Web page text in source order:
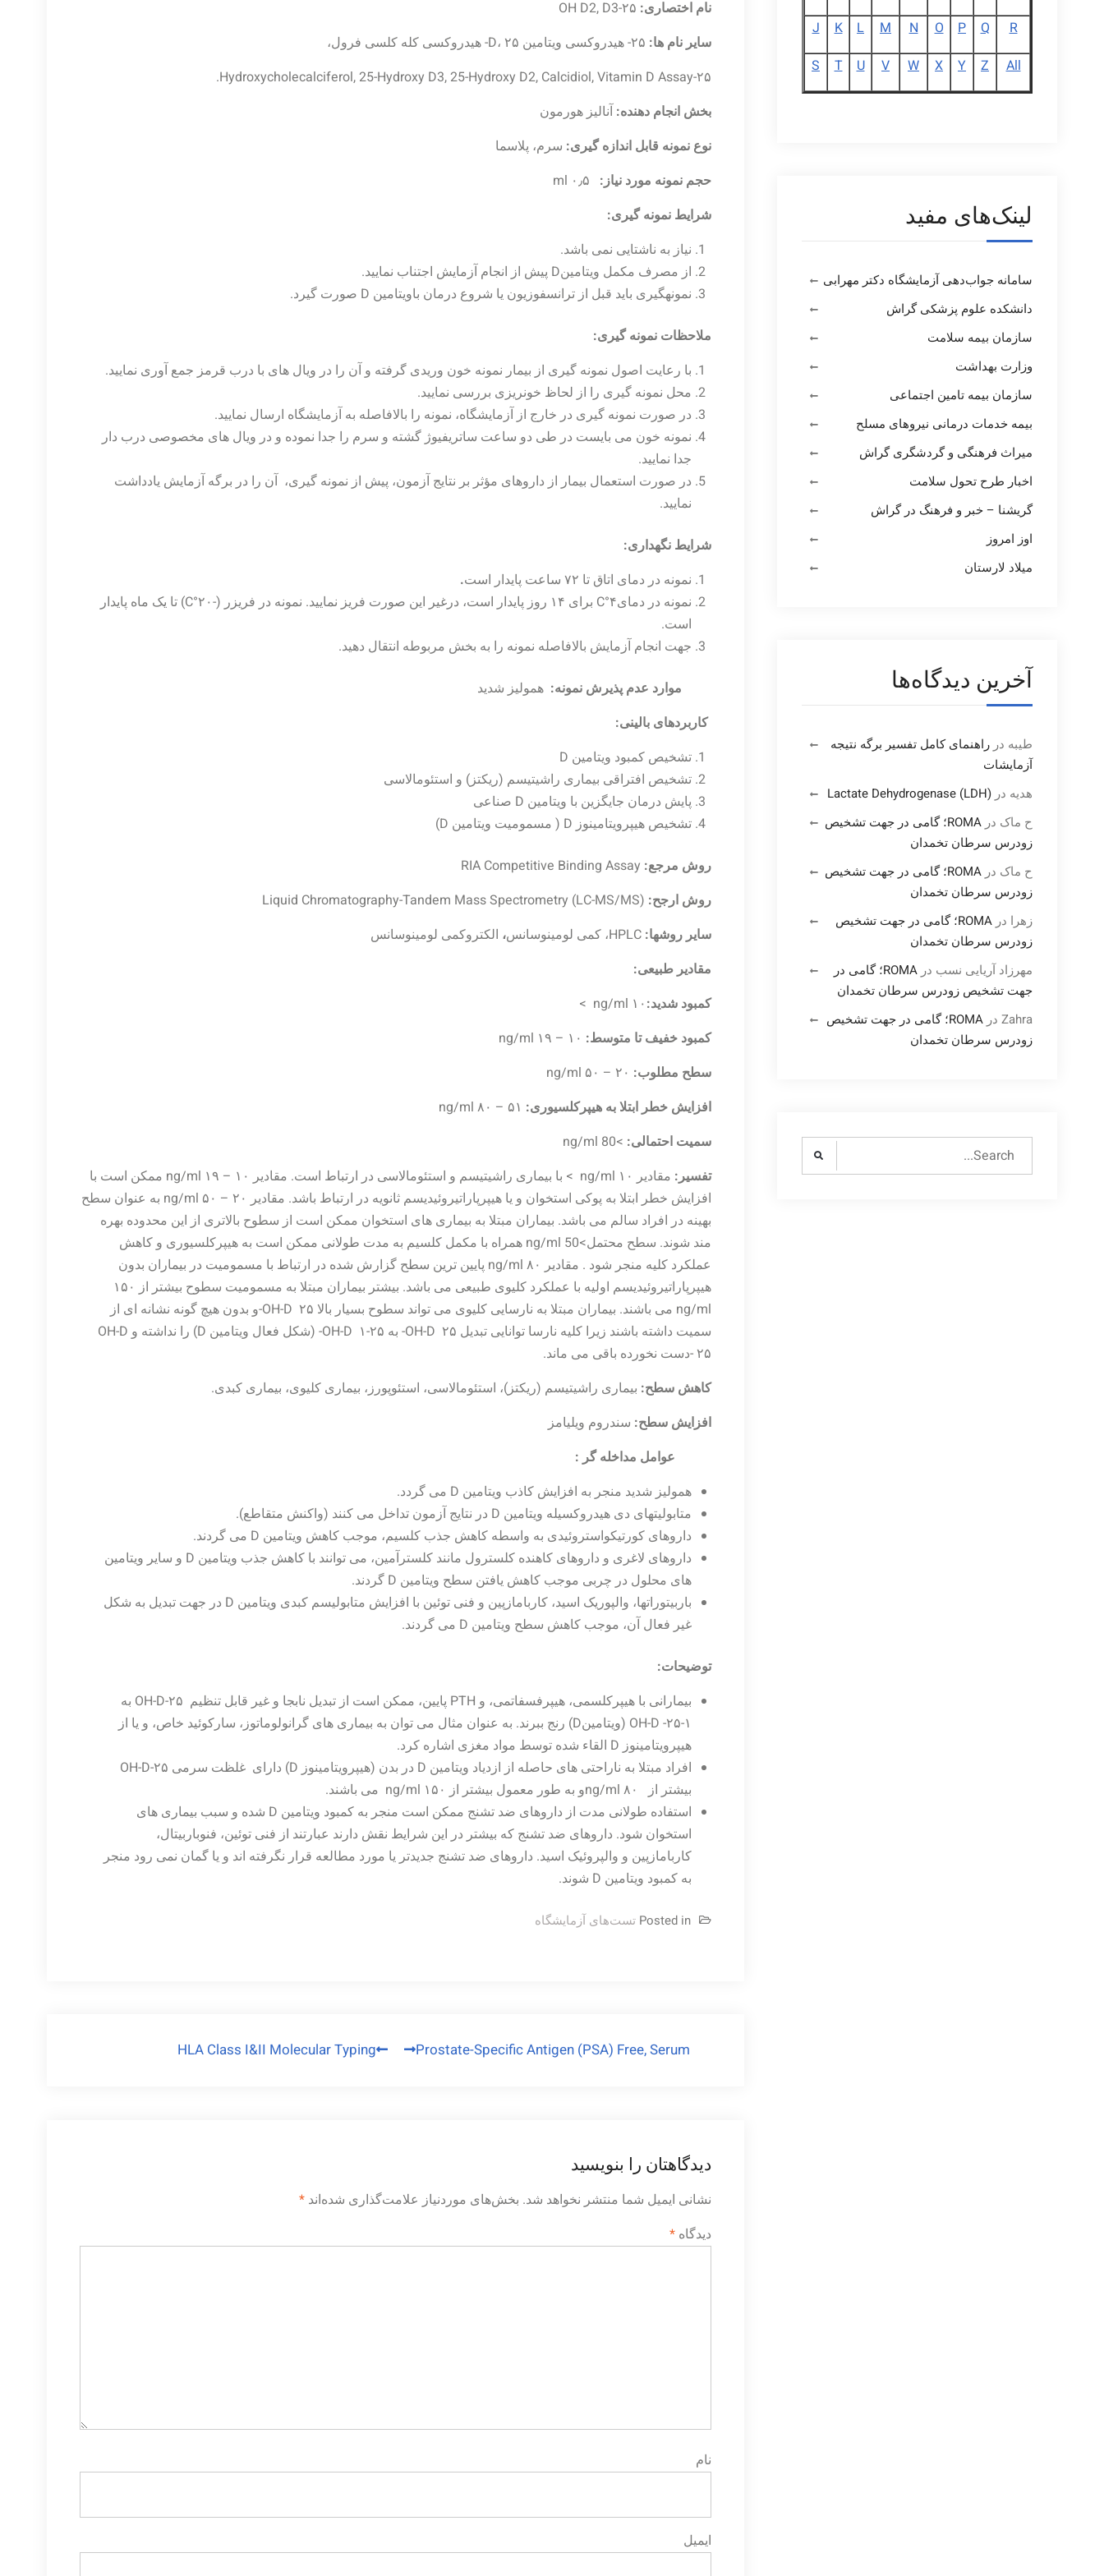
نام اختصاری:
سایر نام ها: ۲۵- هیدروکسی ویتامین D، ۲۵- هیدروکسی کله کلسی فرول،
۲۵-Hydroxycholecalciferol, 25-Hydroxy D3, 25-Hydroxy D2, Calcidiol, Vitamin D Assay.
بخش انجام دهنده: آنالیز هورمون
نوع نمونه قابل اندازه گیری: سرم، پلاسما
حجم نمونه مورد نیاز:
شرایط نمونه گیری:
نیاز به ناشتایی نمی باشد.
از مصرف مکمل ویتامینD پیش از انجام آزمایش اجتناب نمایید.
نمونه‏گیری باید قبل از ترانسفوزیون یا شروع درمان باویتامین D صورت گیرد.
ملاحظات نمونه گیری:
با رعایت اصول نمونه گیری از بیمار نمونه خون وریدی گرفته و آن را در ویال های با درب قرمز جمع آوری نمایید.
محل نمونه گیری را از لحاظ خونریزی بررسی نمایید.
در صورت نمونه گیری در خارج از آزمایشگاه، نمونه را بالافاصله به آزمایشگاه ارسال نمایید.
نمونه خون می بایست در طی دو ساعت ساتریفیوژ گشته و سرم را جدا نموده و در ویال های مخصوصی درب دار
جدا نمایید.
در صورت استعمال بیمار از داروهای مؤثر بر نتایج آزمون، پیش از نمونه گیری، آن را در برگه آزمایش یادداشت
نمایید.
شرایط نگهداری:
نمونه در دمای اتاق تا ۷۲ ساعت پایدار است
.
نمونه در دمای۴°C برای ۱۴ روز پایدار است، درغیر این صورت فریز نمایید. نمونه در فریزر (-۲۰°C) تا یک ماه پایدار
است.
جهت انجام آزمایش بالافاصله نمونه را به بخش مربوطه انتقال دهید.
موارد عدم پذیرش نمونه: همولیز شدید
کاربردهای بالینی:
تشخیص کمبود ویتامین D
تشخیص افتراقی بیماری راشیتیسم (ریکتز) و استئومالاسی
پایش درمان جایگزین با ویتامین D صناعی
تشخیص هیپرویتامینوز D ( مسمومیت ویتامین D)
روش مرجع: RIA Competitive Binding Assay
روش ارجح: Liquid Chromatography-Tandem Mass Spectrometry (LC-MS/MS)
سایر روشها: HPLC، کمی لومینوسانس ، الکتروکمی لومینوسانس
مقادیر طبیعی:
کمبود شدید: ۱۰ ng/ml >
کمبود خفیف تا متوسط: ۱۰ – ۱۹ ng/ml
سطح مطلوب: ۲۰ – ۵۰ ng/ml
افزایش خطر ابتلا به هیپرکلسیوری: ۵۱ – ۸۰ ng/ml
سمیت احتمالی: >80 ng/ml
تفسیر:
مقادیر ۱۰ ng/ml > با بیماری راشیتیسم و استئومالاسی در ارتباط است. مقادیر ۱۰ – ۱۹ ng/ml ممکن است با
افزایش خطر ابتلا به پوکی استخوان و یا هیپرپاراتیروئیدیسم ثانویه در ارتباط باشد. مقادیر ۲۰ – ۵۰ ng/ml به عنوان سطح
بهینه در افراد سالم می باشد. بیماران مبتلا به بیماری های استخوان ممکن است از سطوح بالاتری از این محدوده بهره
مند شوند. سطح محتمل>50 ng/ml همراه با مکمل کلسیم به مدت طولانی ممکن است به هیپرکلسیوری و کاهش
عملکرد کلیه منجر شود . مقادیر ۸۰ ng/ml پایین ترین سطح گزارش شده در ارتباط با مسمومیت در بیماران بدون
هیپرپاراتیروئیدیسم اولیه با عملکرد کلیوی طبیعی می باشد. بیشتر بیماران مبتلا به مسمومیت سطوح بیشتر از ۱۵۰
ng/ml می باشند. بیماران مبتلا به نارسایی کلیوی می تواند سطوح بسیار بالا OH-D ۲۵-و بدون هیچ گونه نشانه ای از
سمیت داشته باشند زیرا کلیه نارسا توانایی تبدیل OH-D ۲۵- به OH-D ۱-۲۵- (شکل فعال ویتامین D) را نداشته و OH-D
۲۵-دست نخورده باقی می ماند.
کاهش سطح: بیماری راشیتیسم (ریکتز)، استئومالاسی، استئوپورز، بیماری کلیوی، بیماری کبدی.
افزایش سطح: سندروم ویلیامز
عوامل مداخله گر :
همولیز شدید منجر به افزایش کاذب ویتامین D می گردد.
متابولیتهای دی هیدروکسیله ویتامین D در نتایج آزمون تداخل می کنند (واکنش متقاطع).
داروهای کورتیکواستروئیدی به واسطه کاهش جذب کلسیم، موجب کاهش ویتامین D می گردند.
داروهای لاغری و داروهای کاهنده کلسترول مانند کلسترآمین، می توانند با کاهش جذب ویتامین D و سایر ویتامین
های محلول در چربی موجب کاهش یافتن سطح ویتامین D گردند.
باربیتوراتها، والپوریک اسید، کاربامازپین و فنی توئین با افزایش متابولیسم کبدی ویتامین D در جهت تبدیل به شکل
غیر فعال آن، موجب کاهش سطح ویتامین D می گردند.
توضیحات:
بیمارانی با هیپرکلسمی، هیپرفسفاتمی، و PTH پایین، ممکن است از تبدیل نابجا و غیر قابل تنظیم ۲۵-OH-D به
۱-۲۵- OH-D (ویتامینD) رنج ببرند. به عنوان مثال می توان به بیماری های گرانولوماتوز، سارکوئید خاص، و یا از
هیپرویتامینوز D القاء شده توسط مواد مغزی اشاره کرد.
افراد مبتلا به ناراحتی های حاصله از ازدیاد ویتامین D در بدن (هیپرویتامینوز D) دارای غلظت سرمی ۲۵-OH-D
بیشتر از ۸۰ ng/mlو به طور معمول بیشتر از ۱۵۰ ng/ml می باشند.
استفاده طولانی مدت از داروهای ضد تشنج ممکن است منجر به کمبود ویتامین D شده و سبب بیماری های
استخوان شود. داروهای ضد تشنج که بیشتر در این شرایط نقش دارند عبارتند از فنی توئین، فنوباربیتال،
کاربامازپین و والپروئیک اسید. داروهای ضد تشنج جدیدتر یا مورد مطالعه قرار نگرفته اند و یا گمان نمی رود منجر
به کمبود ویتامین D شوند.
Posted in تست‌های آزمایشگاه
راهبری
HLA Class I&II Molecular Typing Prostate-Specific Antigen (PSA) Free, Serum
دیدگاهتان را بنویسید
نشانی ایمیل شما منتشر نخواهد شد. بخش‌های موردنیاز علامت‌گذاری شده‌اند *
دیدگاه *
نام
ایمیل
R
Q
P
O
N
M
L
K
J
All
Z
Y
X
W
V
U
T
S
لینک‌های مفید
سامانه جواب‌دهی آزمایشگاه دکتر مهرابی
دانشکده علوم پزشکی گراش
سازمان بیمه سلامت
وزارت بهداشت
سازمان بیمه تامین اجتماعی
بیمه خدمات درمانی نیروهای مسلح
میراث فرهنگی و گردشگری گراش
اخبار طرح تحول سلامت
گریشنا – خبر و فرهنگ در گراش
اوز امروز
میلاد لارستان
آخرین دیدگاه‌ها
طیبه در راهنمای کامل تفسیر برگه نتیجه
آزمایشات
هدیه در Lactate Dehydrogenase (LDH)
ح ماک در
ROMA؛ گامی در جهت تشخیص
زودرس سرطان تخمدان
ح ماک در
ROMA؛ گامی در جهت تشخیص
زودرس سرطان تخمدان
زهرا در
ROMA؛ گامی در جهت تشخیص
زودرس سرطان تخمدان
مهرزاد آریایی نسب در
ROMA؛ گامی در
جهت تشخیص زودرس سرطان تخمدان
Zahra در
ROMA؛ گامی در جهت تشخیص
زودرس سرطان تخمدان
Search
for: